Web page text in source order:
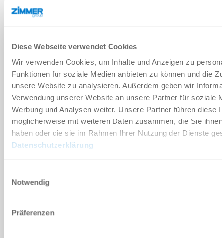
Diese Webseite verwendet Cookies
Wir verwenden Cookies, um Inhalte und Anzeigen zu
Funktionen für soziale Medien anbieten zu können und die
unsere Website zu analysieren. Außerdem geben wir
Verwendung unserer Website an unsere Partner für soziale
Werbung und Analysen weiter. Unsere Partner führen diese
möglicherweise mit weiteren Daten zusammen, die Sie
haben oder die sie im Rahmen Ihrer Nutzung der Dienste
Datenschutzerklärung
Notwendig
Präferenzen
Aufbau im Schnitt
DOWNLOADS
PDF-Datenblatt